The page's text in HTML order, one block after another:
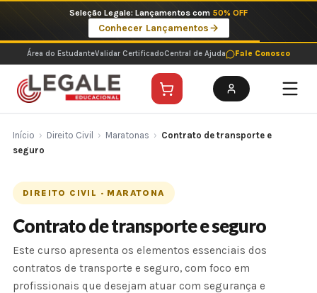
o
conteúdo
Seleção Legale: Lançamentos com 50% OFF
Conhecer Lançamentos
Área do EstudanteValidar CertificadoCentral de Ajuda Fale Conosco
Início › Direito Civil › Maratonas › Contrato de transporte e
seguro
DIREITO CIVIL · MARATONA
Contrato de transporte e seguro
Este curso apresenta os elementos essenciais dos
contratos de transporte e seguro, com foco em
profissionais que desejam atuar com segurança e